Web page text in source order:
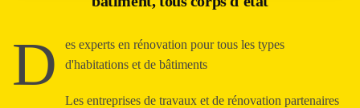
D
es experts en rénovation pour tous les types
d'habitations et de bâtiments
Les entreprises de travaux et de rénovation partenaires